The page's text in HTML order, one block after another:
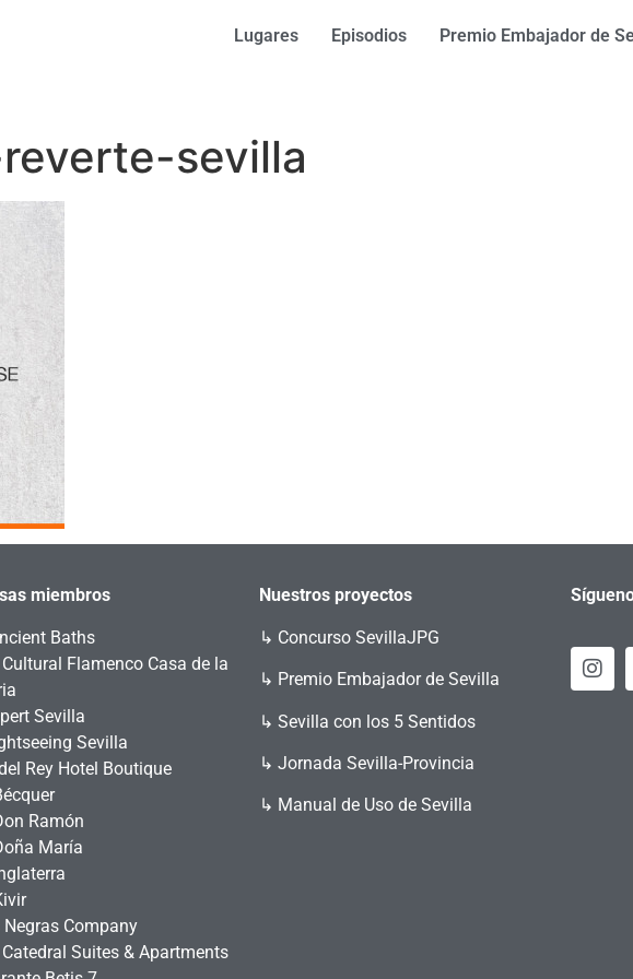
Lugares Episodios Premio Embajador de
sevilla
miembros
Baths
Flamenco Casa de la
Sevilla
Sevilla
Rey Hotel Boutique
Ramón
María
Negras Company
Suites & Apartments
Nuestros proyectos
↳ Concurso SevillaJPG
↳ Premio Embajador de Sevilla
↳ Sevilla con los 5 Sentidos
↳ Jornada Sevilla-Provincia
↳ Manual de Uso de Sevilla